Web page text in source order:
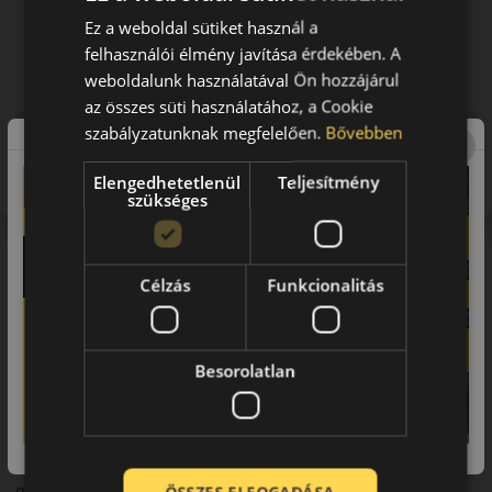
A mintázat
A Barum Quartaris 5 négyévszakos Barum abroncs. Változó
ajánlható, akik kedvező árú, praktikus megoldást keresnek.
Barum
Otrokovicében 1924-ben épült fel az akkori Csehszlovákia első
Figyelem a feltüntetett címke adatok tájékoztató
jellegűek. Előfordulhat, hogy még a korábbi EU-s címkével
ellátott abroncs kerül kiszállításra.
Ez a weboldal sütiket használ a
felhasználói élmény javítása érdekében. A
weboldalunk használatával Ön hozzájárul
az összes süti használatához, a Cookie
szabályzatunknak megfelelően. Bővebben
Elengedhetetlenül
szükséges
Teljesítmény
Célzás Funkcionalitás
Besorolatlan